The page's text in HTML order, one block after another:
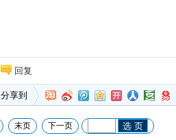
回复
分享到
末页 下一页 选 页